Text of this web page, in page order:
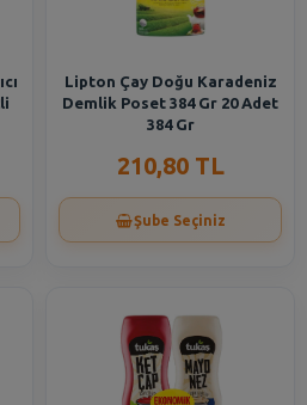
Lipton Çay Doğu Karadeniz
Demlik Poset 384 Gr 20 Adet
384 Gr
210,80 TL
Şube Seçiniz